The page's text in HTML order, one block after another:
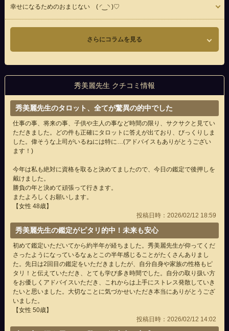
幸せになるためのおまじない (⁠ ⁠◜⁠‿⁠◝⁠ ⁠)⁠♡
さらにコラムを見る
秀美麗先生 クチコミ情報
秀美麗先生のタロット、全てが驚異の的中でした
仕事の事、将来の事、子供や主人の事など時間の限り、サクサクと見てい
ただきました。どの件も正確にタロットに答えが出ており、びっくりしま
した。偉そうな上司がいるねには特に…(アドバイスもありがとうござい
ます！)
今年は私も絶対に資格を取ると決めてましたので、今日の鑑定で後押しを
戴けました。
勝負の年と決めて頑張って行きます。
またよろしくお願いします。
【女性 48歳】
投稿日時：2026/02/12 18:59
秀美麗先生の鑑定がピタリ的中！未来も安心
初めて鑑定いただいてから約半年が経ちました。秀美麗先生が仰ってくだ
さったようになっているなぁとこの半年感じることがたくさんありまし
た。先日は2回目の鑑定をいただきましたが、自分自身や家族の性格もピ
タリ！と伝えていただき、とても学び多き時間でした。自分の取り扱い方
をお優しくアドバイスいただき、これからは上手にストレス発散していき
たいと思いました。大切なことに気づかせいただき本当にありがとうござ
いました。
【女性 50歳】
投稿日時：2026/02/12 14:02